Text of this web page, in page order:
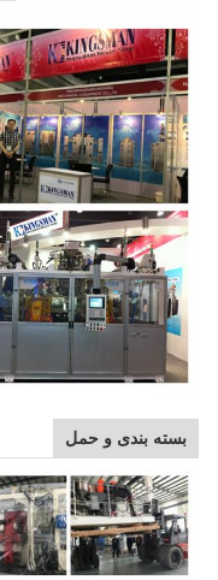
بسته بندی و حمل